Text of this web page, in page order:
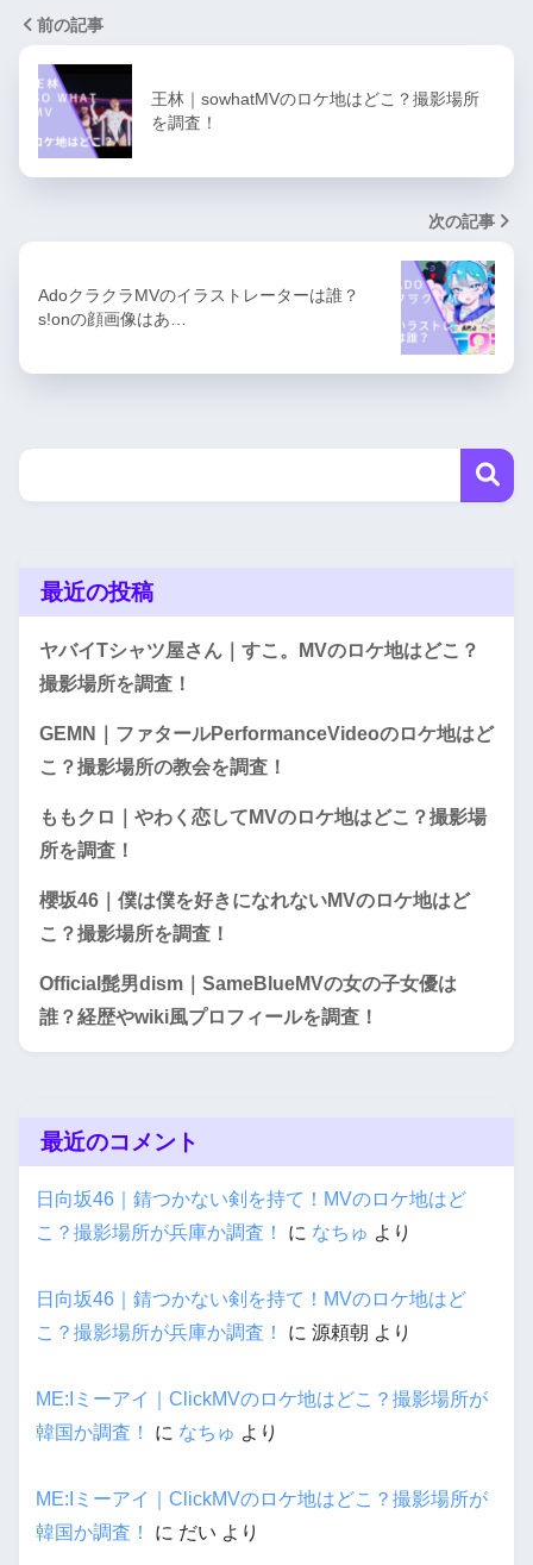
前の記事
王林｜sowhatMVのロケ地はどこ？撮影場所
を調査！
次の記事
AdoクラクラMVのイラストレーターは誰？
s!onの顔画像はあ…
最近の投稿
ヤバイTシャツ屋さん｜すこ。MVのロケ地はどこ？
撮影場所を調査！
GEMN｜ファタールPerformanceVideoのロケ地はど
こ？撮影場所の教会を調査！
ももクロ｜やわく恋してMVのロケ地はどこ？撮影場
所を調査！
櫻坂46｜僕は僕を好きになれないMVのロケ地はど
こ？撮影場所を調査！
Official髭男dism｜SameBlueMVの女の子女優は
誰？経歴やwiki風プロフィールを調査！
最近のコメント
日向坂46｜錆つかない剣を持て！MVのロケ地はど
こ？撮影場所が兵庫か調査！
に なちゅ より
日向坂46｜錆つかない剣を持て！MVのロケ地はど
こ？撮影場所が兵庫か調査！
に 源頼朝 より
ME:Iミーアイ｜ClickMVのロケ地はどこ？撮影場所が
韓国か調査！
に なちゅ より
ME:Iミーアイ｜ClickMVのロケ地はどこ？撮影場所が
韓国か調査！
に だい より